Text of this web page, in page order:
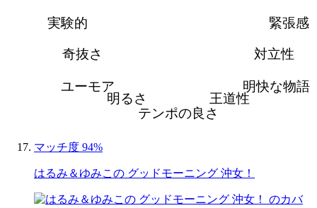
緊張感
対立性
明快な物語
王道性
テンポの良さ
明るさ
ユーモア
奇抜さ
実験的
マッチ度 94%
はるみ＆ゆみこの グッドモーニング 沖女！